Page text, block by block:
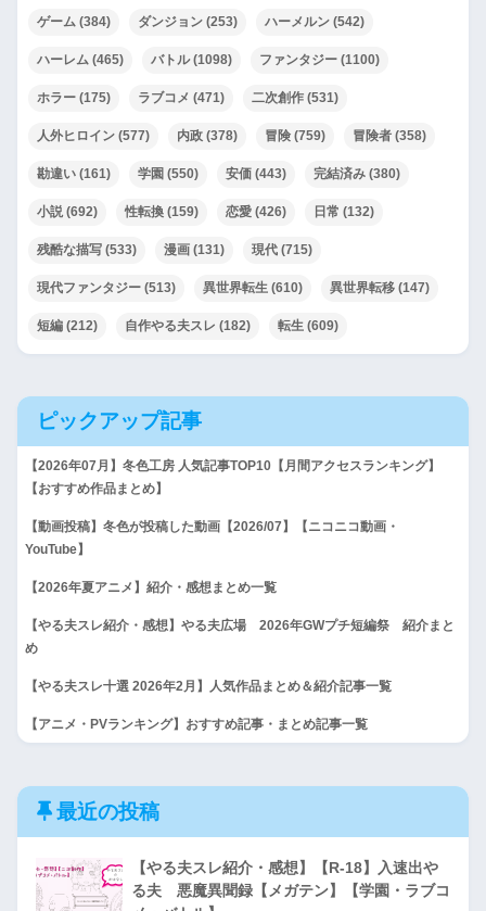
ゲーム (384) ダンジョン (253) ハーメルン (542)
ハーレム (465) バトル(1098) ファンタジー (1100)
ホラー (175) ラブコメ (471) 二次創作 (531)
人外ヒロイン (577) 内政 (378) 冒険 (759) 冒険者 (358)
勘違い (161) 学園 (550) 安価 (443) 完結済み (380)
小説(692) 性転換 (159) 恋愛 (426) 日常 (132)
残酷な描写 (533) 漫画 (131) 現代 (715)
現代ファンタジー (513) 異世界転生 (610) 異世界転移 (147)
短編 (212) 自作やる夫スレ (182) 転生 (609)
ピックアップ記事
【2026年07月】冬色工房 人気記事TOP10【月間アクセスランキング】
【おすすめ作品まとめ】
【動画投稿】冬色が投稿した動画【2026/07】【ニコニコ動画・
YouTube】
【2026年夏アニメ】紹介・感想まとめ一覧
【やる夫スレ紹介・感想】やる夫広場 2026年GWプチ短編祭 紹介まと
め
【やる夫スレ十選 2026年2月】人気作品まとめ＆紹介記事一覧
【アニメ・PVランキング】おすすめ記事・まとめ記事一覧
最近の投稿
【やる夫スレ紹介・感想】【R-18】入速出や
る夫 悪魔異聞録【メガテン】【学園・ラブコ